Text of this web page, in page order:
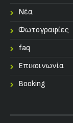
Nέα
Φωτογραφίες
faq
Επικοινωνία
Booking